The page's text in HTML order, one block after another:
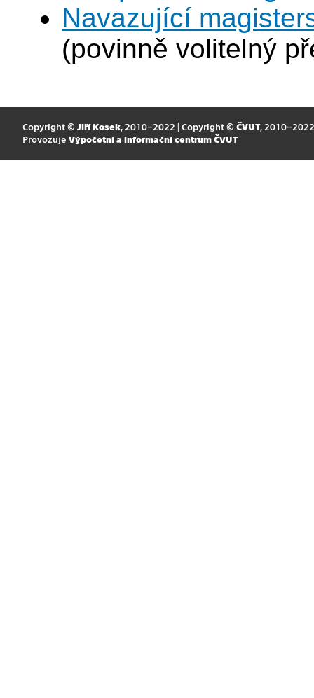
Navazující
(povinně volitelný
Copyright © Jiří Kosek, 2010–2022 | Copyright © ČVUT, 2010–2022
Provozuje Výpočetní a informační centrum ČVUT